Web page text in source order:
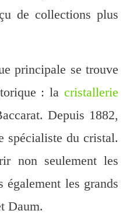
de collections plus
principale se trouve
: la cristallerie
Depuis 1882,
spécialiste du cristal.
non seulement les
également les grands
Daum.